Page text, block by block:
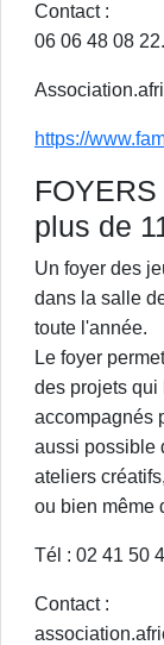
Contact :
06 06 48 08 22.
https://
plus de
Un foyer des
dans la salle
toute l'année.
Le foyer
des projets
accompagnés
aussi possible
ateliers
ou bien même
Tél : 02 41 50
Contact :